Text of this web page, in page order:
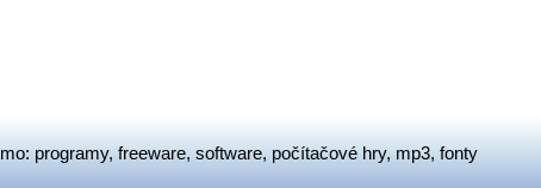
programy, freeware, software, počítačové hry, mp3, fonty